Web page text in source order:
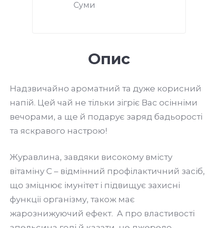
Суми
Опис
Надзвичайно ароматний та дуже корисний
напій. Цей чай не тільки зігріє Вас осінніми
вечорами, а ще й подарує заряд бадьорості
та яскравого настрою!
Журавлина, завдяки високому вмісту
вітаміну С – відмінний профілактичний засіб,
що зміцнює імунітет і підвищує захисні
функції організму, також має
жарознижуючий ефект. А про властивості